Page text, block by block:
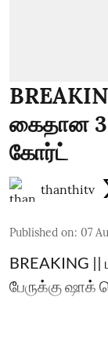
கைதான 3
கோர்ட்
thanthitv
Published on: 07
BREAKING ||
பேருக்கு